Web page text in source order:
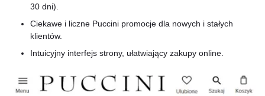
30 dni).
Ciekawe i liczne Puccini promocje dla nowych i stałych
klientów.
Intuicyjny interfejs strony, ułatwiający zakupy online.